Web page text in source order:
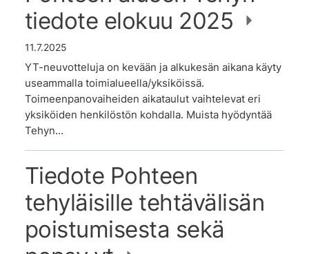
tiedote elokuu 2025
11.7.2025
YT-neuvotteluja on kevään ja alkukesän aikana käyty
useammalla toimialueella/yksiköissä.
Toimeenpanovaiheiden aikataulut vaihtelevat eri
yksiköiden henkilöstön kohdalla. Muista hyödyntää
Tehyn…
Tiedote Pohteen
tehyläisille tehtävälisän
poistumisesta sekä